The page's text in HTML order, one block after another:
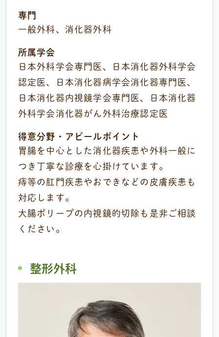
専門
一般外科、消化器外科
所属学会
日本外科学会専門医、日本消化器外科学会
認定医、日本消化器病学会消化器専門医、
日本消化器内視鏡学会専門医、日本消化器
外科学会消化器がん外科治療認定医
得意分野・アピールポイント
胃腸を中心とした消化器疾患や外科一般に
つき丁寧な診療を心掛けています。
痔等の肛門疾患やおできなどの皮膚疾患も
対応します。
大腸ポリープの内視鏡的切除も是非ご相談
ください。
整形外科